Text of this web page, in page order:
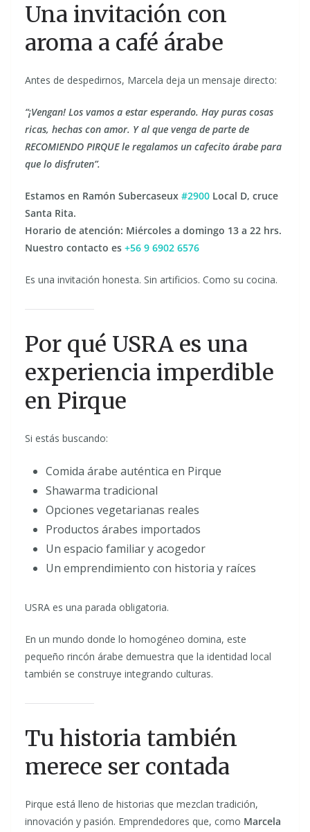
Una invitación con
aroma a café árabe
Antes de despedirnos, Marcela deja un mensaje directo:
“¡Vengan! Los vamos a estar esperando. Hay puras cosas
ricas, hechas con amor. Y al que venga de parte de
RECOMIENDO PIRQUE le regalamos un cafecito árabe para
que lo disfruten”.
Estamos en Ramón Subercaseux #2900 Local D, cruce
Santa Rita.
Horario de atención: Miércoles a domingo 13 a 22 hrs.
Nuestro contacto es +56 9 6902 6576
Es una invitación honesta. Sin artificios. Como su cocina.
Por qué USRA es una
experiencia imperdible
en Pirque
Si estás buscando:
Comida árabe auténtica en Pirque
Shawarma tradicional
Opciones vegetarianas reales
Productos árabes importados
Un espacio familiar y acogedor
Un emprendimiento con historia y raíces
USRA es una parada obligatoria.
En un mundo donde lo homogéneo domina, este
pequeño rincón árabe demuestra que la identidad local
también se construye integrando culturas.
Tu historia también
merece ser contada
Pirque está lleno de historias que mezclan tradición,
innovación y pasión. Emprendedores que, como Marcela